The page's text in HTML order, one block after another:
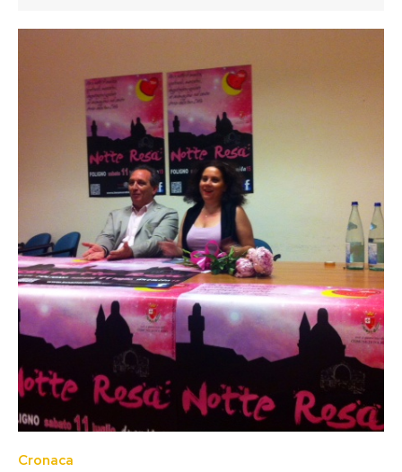
Cronaca